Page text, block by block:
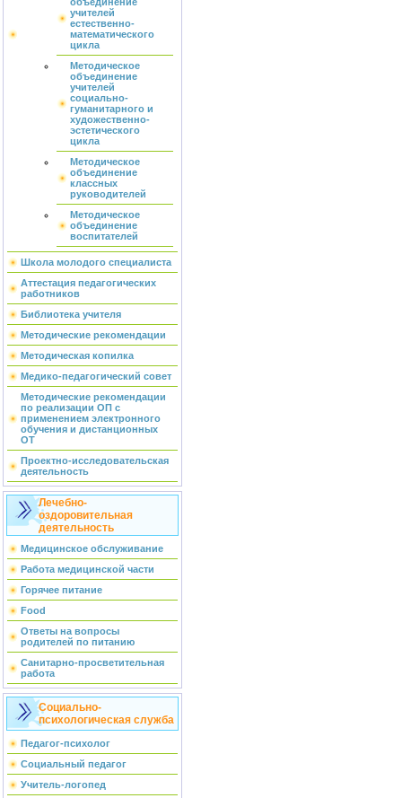
учителей
естественно-
математического
цикла
Методическое
объединение
учителей
социально-
гуманитарного и
художественно-
эстетического
цикла
Методическое
объединение
классных
руководителей
Методическое
объединение
воспитателей
Школа молодого специалиста
Аттестация педагогических
работников
Библиотека учителя
Методические рекомендации
Методическая копилка
Медико-педагогический совет
Методические рекомендации
по реализации ОП с
применением электронного
обучения и дистанционных
ОТ
Проектно-исследовательская
деятельность
Лечебно-
оздоровительная
деятельность
Медицинское обслуживание
Работа медицинской части
Горячее питание
Food
Ответы на вопросы
родителей по питанию
Санитарно-просветительная
работа
Социально-
психологическая служба
Педагог-психолог
Социальный педагог
Учитель-логопед